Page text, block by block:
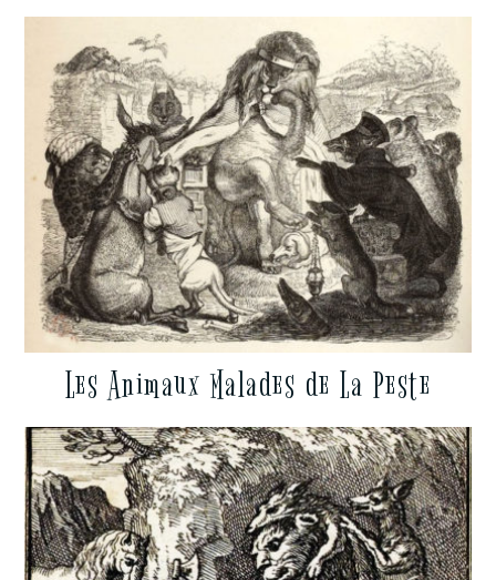
Les Animaux Malades de La Peste